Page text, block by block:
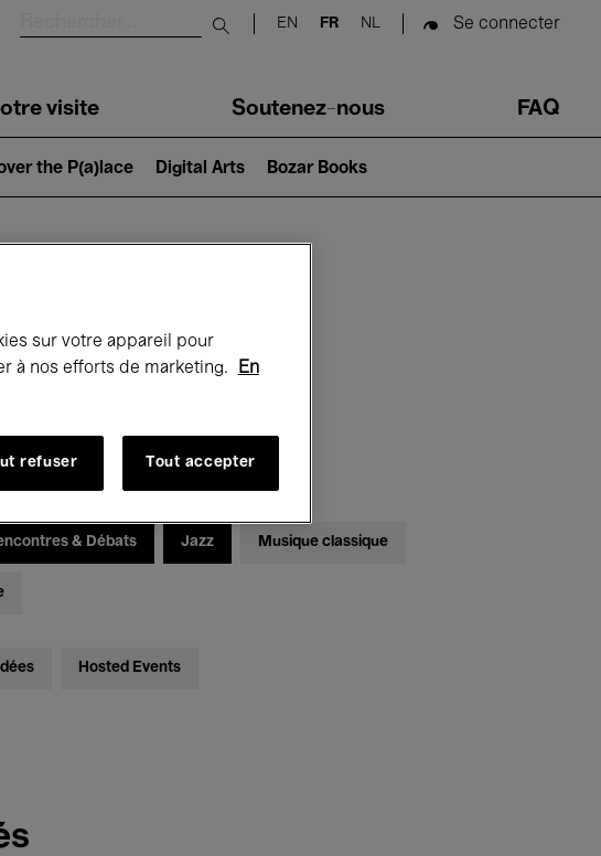
Submit search
EN FR NL Se connecter
visite Soutenez-nous FAQ
the P(a)lace Digital Arts Bozar Books
Bozar
& Débats Jazz Musique classique
Hosted Events
sur votre appareil pour
à nos efforts de marketing.
En
refuser Tout accepter